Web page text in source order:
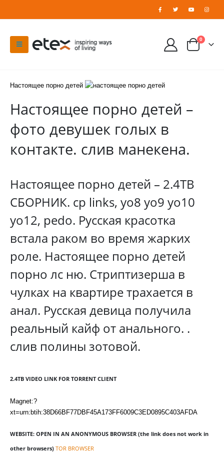
0
Настоящее порно детей
Настоящее порно детей –
фото девушек голых в
контакте. слив манекена.
Настоящее порно детей – 2.4TB
СБОРНИК. cp links, yo8 yo9 yo10
yo12, pedo. Русская красотка
встала раком во время жарких
роле. Настоящее порно детей
порно лс ню. Стриптизерша в
чулках на квартире трахается в
анал. Русская девица получила
реальный кайф от анального. .
слив полины зотовой.
2.4TB VIDEO LINK FOR TORRENT CLIENT
Magnet:?
xt=urn:btih:38D66BF77DBF45A173FF6009C3ED0895C403AFDA
WEBSITE: OPEN IN AN ANONYMOUS BROWSER (the link does not work in
other browsers) TOR BROWSER